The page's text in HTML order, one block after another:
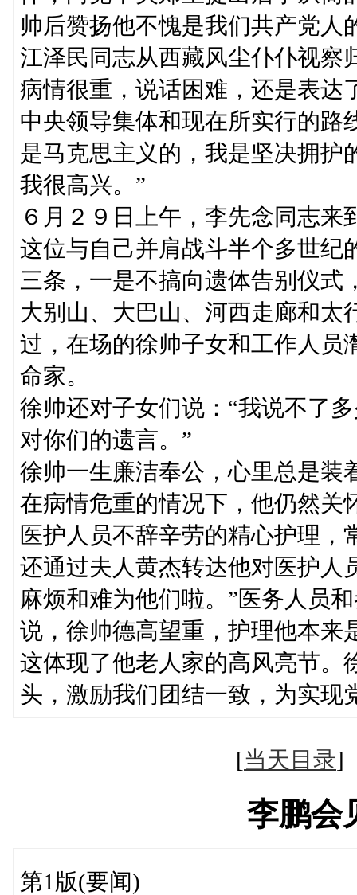
帅后赞扬他不愧是我们共产党人
江泽民同志从西藏风尘仆仆视察
病情很重，说话困难，还是表达
中央领导集体和现在所实行的路
是马克思主义的，我是坚决拥护
我很高兴。”
６月２９日上午，李先念同志
这位与自己并肩战斗半个多世纪
三条，一是不搞向遗体告别仪式
大别山、大巴山、河西走廊和太
过，在场的徐帅子女和工作人员
命家。
徐帅还对子女们说：“我说不了
对你们的遗言。”
徐帅一生廉洁奉公，心里总是装
在病情危重的情况下，他仍然关
医护人员不辞辛劳的精心护理
还通过夫人黄杰转达他对医护人
麻烦和难为他们啦。”医务人员
说，徐帅德高望重，护理他本来
这体现了他老人家的高风亮节。
头，激励我们团结一致，为实现
[当天目录
李鹏会
第1版(要闻)